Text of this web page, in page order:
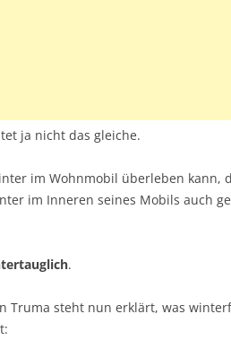
ja nicht das gleiche.
im Wohnmobil überleben kann,
im Inneren seines Mobils auch
.
Truma steht nun erklärt, was